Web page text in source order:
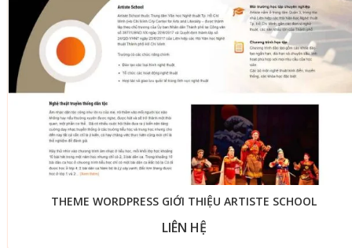
THEME WORDPRESS GIỚI THIỆU ARTISTE SCHOOL
LIÊN HỆ